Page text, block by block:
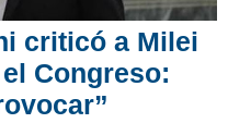
criticó a Milei
Congreso: